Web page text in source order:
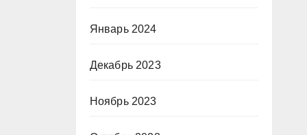
Январь 2024
Декабрь 2023
Ноябрь 2023